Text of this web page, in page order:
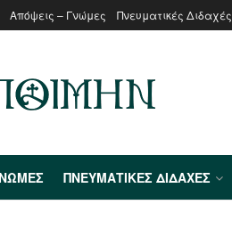
Απόψεις – Γνώμες Πνευματικές Διδαχές
ΠΝΕΥΜΑΤΙΚΈΣ ΔΙΔΑΧΈΣ